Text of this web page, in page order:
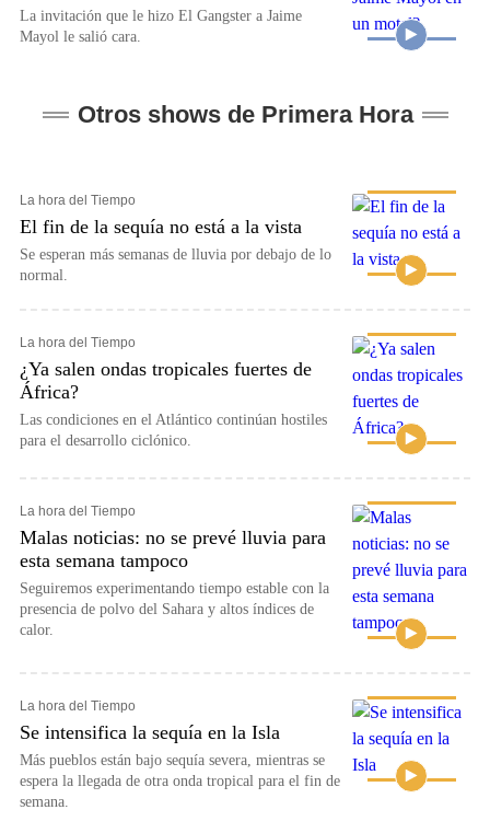
La invitación que le hizo El Gangster a Jaime
Mayol le salió cara.
Otros shows de Primera Hora
La hora del Tiempo
El fin de la sequía no está a la vista
Se esperan más semanas de lluvia por debajo de lo
normal.
La hora del Tiempo
¿Ya salen ondas tropicales fuertes de
África?
Las condiciones en el Atlántico continúan hostiles
para el desarrollo ciclónico.
La hora del Tiempo
Malas noticias: no se prevé lluvia para
esta semana tampoco
Seguiremos experimentando tiempo estable con la
presencia de polvo del Sahara y altos índices de
calor.
La hora del Tiempo
Se intensifica la sequía en la Isla
Más pueblos están bajo sequía severa, mientras se
espera la llegada de otra onda tropical para el fin de
semana.